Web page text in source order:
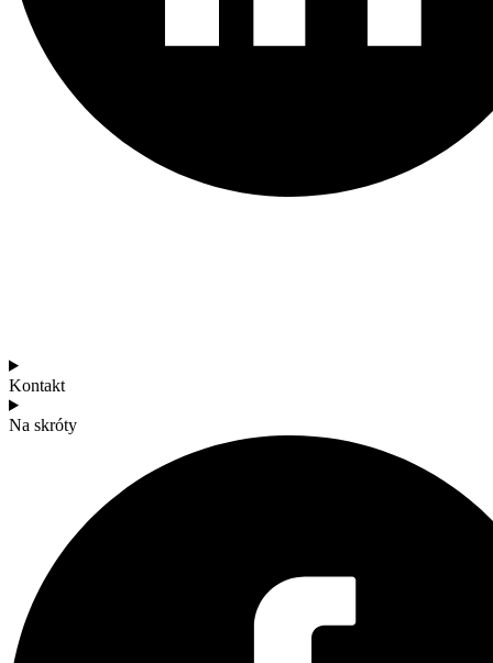
Kontakt
Na skróty